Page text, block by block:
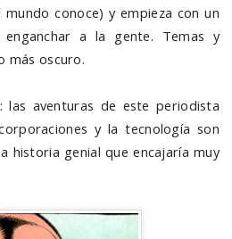
conoce) y empieza con un
a la gente. Temas y
más oscuro.
las aventuras de este periodista
y la tecnología son
historia genial que encajaría muy